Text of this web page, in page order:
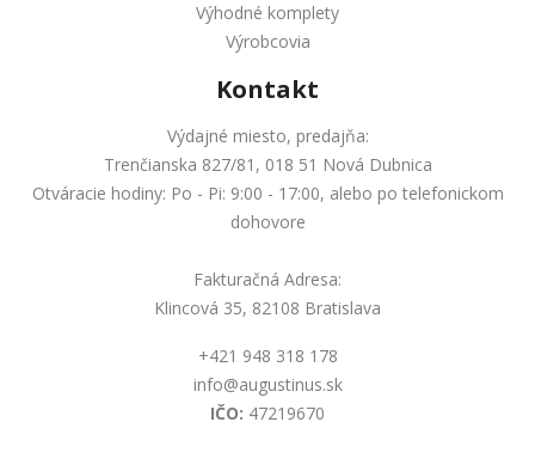
Výhodné komplety
Výrobcovia
Kontakt
Výdajné miesto, predajňa:
Trenčianska 827/81, 018 51 Nová Dubnica
Otváracie hodiny: Po - Pi: 9:00 - 17:00, alebo po telefonickom
dohovore
Fakturačná Adresa:
Klincová 35, 82108 Bratislava
+421 948 318 178
info@augustinus.sk
IČO: 47219670